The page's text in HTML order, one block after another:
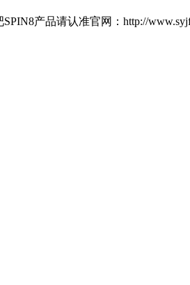
产品请认准官网：http://